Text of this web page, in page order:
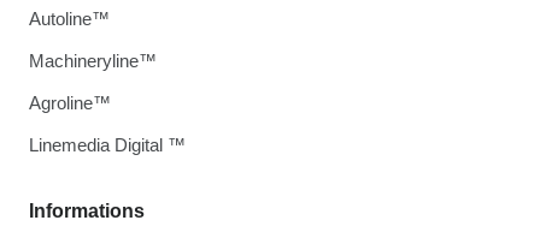
Informations
Autoline™
Machineryline™
Agroline™
Linemedia Digital ™